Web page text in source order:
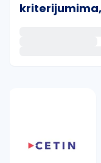
Takođe
proverite